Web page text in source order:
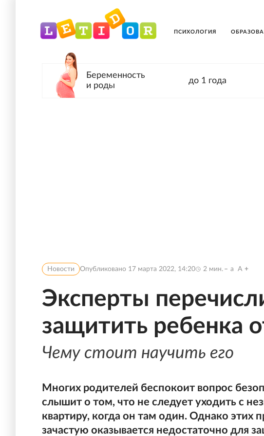
ПСИХОЛОГИЯ
Беременность
и роды
до 1 года
Новости Опубликовано 17 марта 2022, 14:20 2 мин. a A
Эксперты
защитить ребенка
Чему стоит научить его
Многих родителей беспокоит вопрос
слышит о том, что не следует уходить с
квартиру, когда он там один. Однако этих
зачастую оказывается недостаточно для